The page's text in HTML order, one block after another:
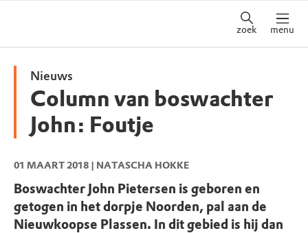
zoek menu
Nieuws
Column van boswachter
John: Foutje
01 MAART 2018 | NATASCHA HOKKE
Boswachter John Pietersen is geboren en
getogen in het dorpje Noorden, pal aan de
Nieuwkoopse Plassen. In dit gebied is hij dan